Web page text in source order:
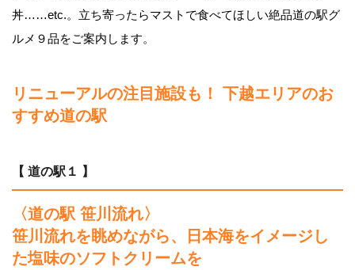
丼……etc.。立ち寄ったらマストで食べてほしい絶品道の駅グ
ルメ９品をご案内します。
リニューアルの注目施設も！ 下越エリアのお
すすめ道の駅
【 道の駅１ 】
〈道の駅 笹川流れ〉
笹川流れを眺めながら、日本海をイメージし
た塩味のソフトクリームを